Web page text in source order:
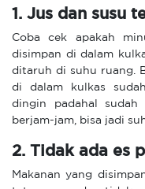
1. Jus dan susu
Coba cek apakah
disimpan di dalam
ditaruh di suhu ruang.
di dalam kulkas
dingin padahal sudah
berjam-jam, bisa jadi
2. Tidak ada es
Makanan yang